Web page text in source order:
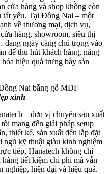
cửa hàng và shop không còn
tất yếu. Tại Đồng Nai – một
về thương mại, dịch vụ,
hàng, showroom, siêu thị
ngày càng chú trọng vào
để thu hút khách hàng, nâng
hiệu quả trưng bày sản
xinh
– đơn vị chuyên sản xuất
mang đến giải pháp setup
thiết kế, sản xuất đến lắp đặt
kỹ thuật giàu kinh nghiệm
tiếp, Hanatech không chỉ
tiết kiệm chi phí mà vẫn
nghiệp, hiện đại và hiệu quả.